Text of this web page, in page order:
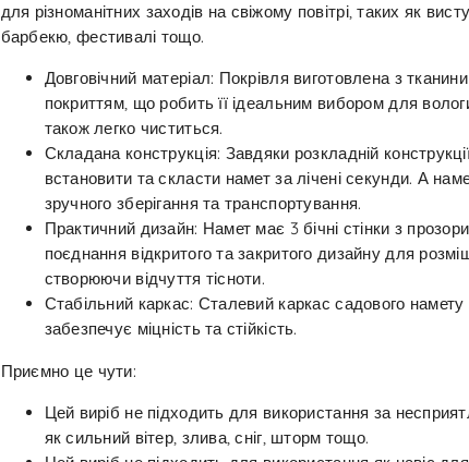
для різноманітних заходів на свіжому повітрі, таких як
барбекю, фестивалі тощо.
Довговічний матеріал: Покрівля виготовлена з
покриттям, що робить її ідеальним вибором для
також легко чиститься.
Складана конструкція: Завдяки розкладній
встановити та скласти намет за лічені секунди. А
зручного зберігання та транспортування.
Практичний дизайн: Намет має 3 бічні стінки з
поєднання відкритого та закритого дизайну для
створюючи відчуття тісноти.
Стабільний каркас: Сталевий каркас садового
забезпечує міцність та стійкість.
Приємно це чути:
Цей виріб не підходить для використання за
як сильний вітер, злива, сніг, шторм тощо.